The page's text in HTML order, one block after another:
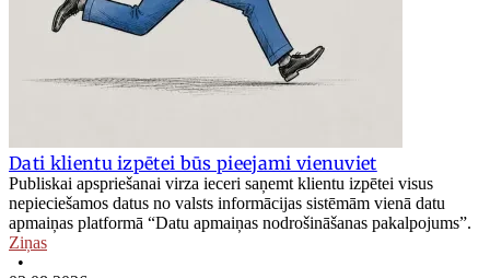
Dati klientu izpētei būs pieejami vienuviet
Publiskai apspriešanai virza ieceri saņemt klientu izpētei visus
nepieciešamos datus no valsts informācijas sistēmām vienā datu
apmaiņas platformā “Datu apmaiņas nodrošināšanas pakalpojums”.
Ziņas
•